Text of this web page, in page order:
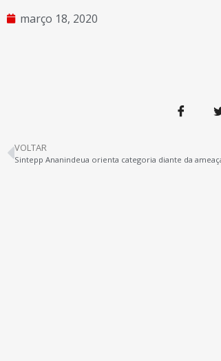
março 18, 2020
VOLTAR
Sintepp Ananindeua orienta categoria diante da